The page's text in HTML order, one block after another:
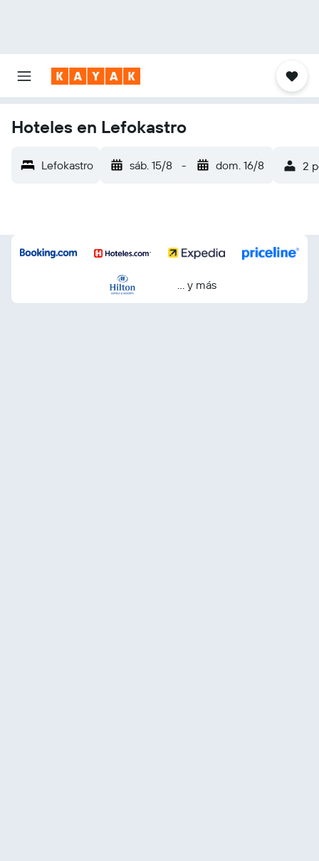
Hoteles en Lefokastro
Lefokastro sáb. 15/8 - dom. 16/8 2
… y más